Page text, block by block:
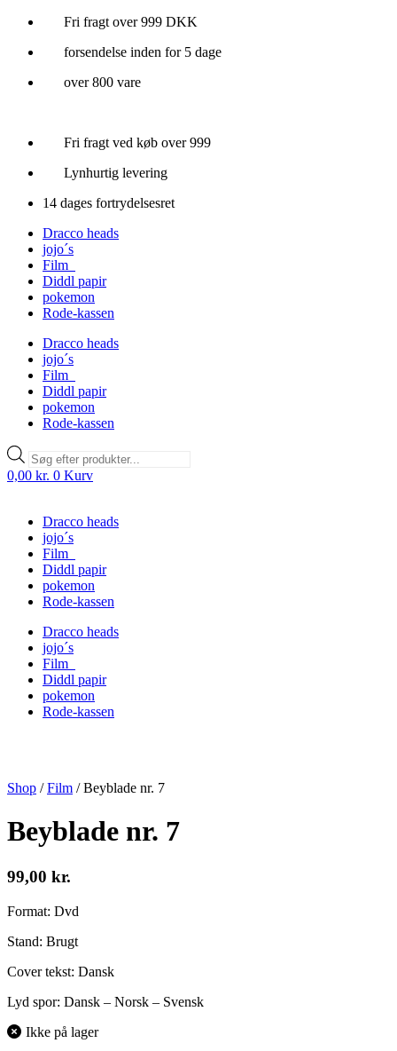
Videre
indhold
Fri fragt over 999 DKK
forsendelse inden for 5 dage
over 800 vare
Fri fragt ved køb over 999
Lynhurtig levering
14 dages fortrydelsesret
Dracco heads
jojo´s
Film
Diddl papir
pokemon
Rode-kassen
Dracco heads
jojo´s
Film
Diddl papir
pokemon
Rode-kassen
Products
search
0,00 kr. 0 Kurv
Dracco heads
jojo´s
Film
Diddl papir
pokemon
Rode-kassen
Dracco heads
jojo´s
Film
Diddl papir
pokemon
Rode-kassen
Shop /Film /Beyblade nr. 7
Beyblade nr. 7
99,00 kr.
Format: Dvd
Stand: Brugt
Cover tekst: Dansk
Lyd spor: Dansk – Norsk – Svensk
Ikke på lager